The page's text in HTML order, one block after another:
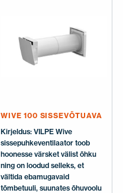
WIVE 100 SISSEVÕTUAVA
Kirjeldus: VILPE Wive
sissepuhkeventilaator toob
hoonesse värsket välist õhku
ning on loodud selleks, et
vältida ebamugavaid
tõmbetuuli, suunates õhuvoolu